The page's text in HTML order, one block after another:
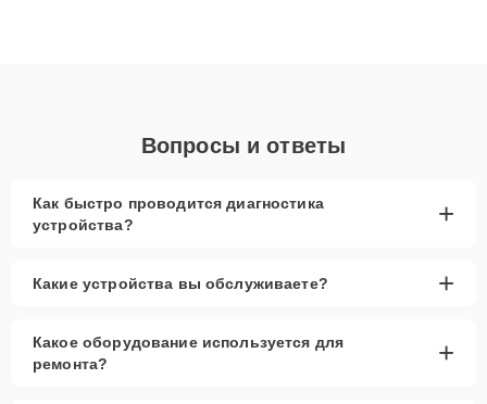
Вопросы и ответы
Как быстро проводится диагностика
устройства?
+
Какие устройства вы обслуживаете? +
Какое оборудование используется для
ремонта?
+